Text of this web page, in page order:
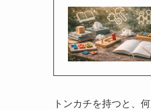
トンカチを持つと、